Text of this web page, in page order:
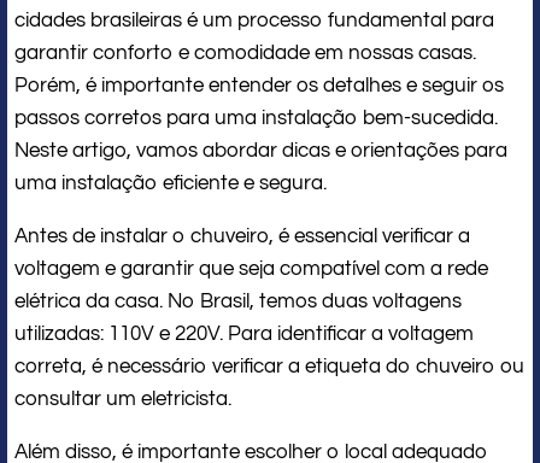
cidades brasileiras é um processo fundamental para
garantir conforto e comodidade em nossas casas.
Porém, é importante entender os detalhes e seguir os
passos corretos para uma instalação bem-sucedida.
Neste artigo, vamos abordar dicas e orientações para
uma instalação eficiente e segura.
Antes de instalar o chuveiro, é essencial verificar a
voltagem e garantir que seja compatível com a rede
elétrica da casa. No Brasil, temos duas voltagens
utilizadas: 110V e 220V. Para identificar a voltagem
correta, é necessário verificar a etiqueta do chuveiro ou
consultar um eletricista.
Além disso, é importante escolher o local adequado